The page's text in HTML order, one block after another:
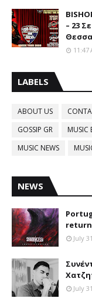
– 23
11:47
LABELS
ABOUT US
GOSSIP GR
MUSIC
MUSIC NEWS
NEWS
July
July